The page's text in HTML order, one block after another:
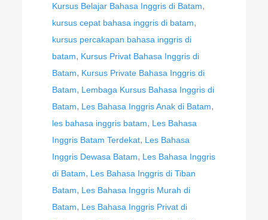
Kursus Belajar Bahasa Inggris di Batam,
kursus cepat bahasa inggris di batam,
kursus percakapan bahasa inggris di
batam, Kursus Privat Bahasa Inggris di
Batam, Kursus Private Bahasa Inggris di
Batam, Lembaga Kursus Bahasa Inggris di
Batam, Les Bahasa Inggris Anak di Batam,
les bahasa inggris batam, Les Bahasa
Inggris Batam Terdekat, Les Bahasa
Inggris Dewasa Batam, Les Bahasa Inggris
di Batam, Les Bahasa Inggris di Tiban
Batam, Les Bahasa Inggris Murah di
Batam, Les Bahasa Inggris Privat di